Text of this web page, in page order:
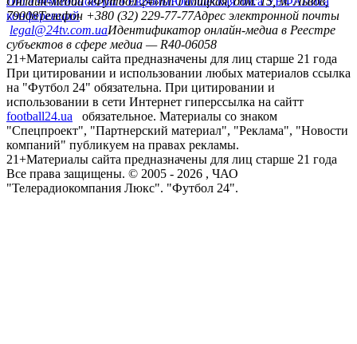
конференций
79008Телефон +380 (32) 229-77-77Адрес электронной почты
legal@24tv.com.uaИдентификатор онлайн-медиа в Реестре
субъектов в сфере медиа — R40-06058
21+Материалы сайта предназначены для лиц старше 21 года
При цитировании и использовании любых материалов ссылка
на "Футбол 24" обязательна. При цитировании и
использовании в сети Интернет гиперссылка на сайтт
football24.ua
обязательное. Материалы со знаком
"Спецпроект", "Партнерский материал", "Реклама", "Новости
компаний" публикуем на правах рекламы.
21+Материалы сайта предназначены для лиц старше 21 года
Все права защищены. © 2005 - 2026 , ЧАО
"Телерадиокомпания Люкс". "Футбол 24".